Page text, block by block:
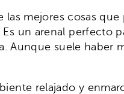
mejores cosas que
un arenal perfecto
Aunque suele haber
relajado y